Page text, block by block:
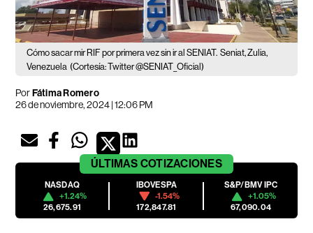
Cómo sacar mir RIF por primera vez sin ir al SENIAT. Seniat, Zulia,
Venezuela (Cortesía: Twitter @SENIAT_Oficial)
PorFátima Romero
26 de noviembre, 2024 | 12:06 PM
ÚLTIMAS COTIZACIONES
NASDAQ
+1.24%
26,675.91
IBOVESPA
-1.54%
172,847.81
S&P/BMV IPC
+1.05%
67,090.04